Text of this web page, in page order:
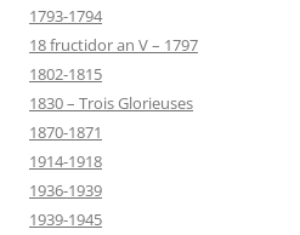
1793-1794
18 fructidor an V – 1797
1802-1815
1830 – Trois Glorieuses
1870-1871
1914-1918
1936-1939
1939-1945